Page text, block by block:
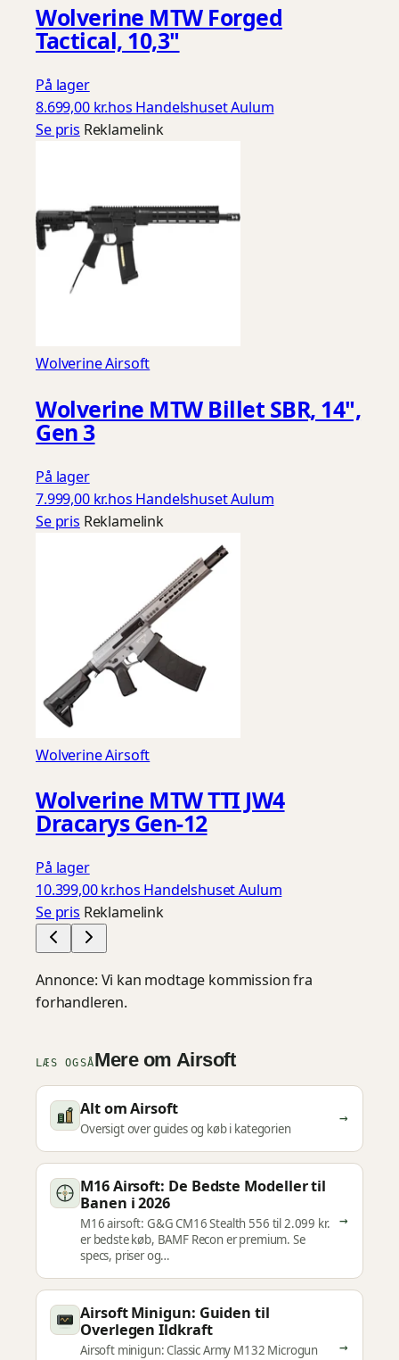
Wolverine MTW Forged
Tactical, 10,3"
På lager
8.699,00 kr.hos Handelshuset Aulum
Se pris Reklamelink
Wolverine Airsoft
Wolverine MTW Billet SBR, 14",
Gen 3
På lager
7.999,00 kr.hos Handelshuset Aulum
Se pris Reklamelink
Wolverine Airsoft
Wolverine MTW TTI JW4
Dracarys Gen-12
På lager
10.399,00 kr.hos Handelshuset Aulum
Se pris Reklamelink
Annonce: Vi kan modtage kommission fra
forhandleren.
LÆS OGSÅMere om Airsoft
Alt om Airsoft
Oversigt over guides og køb i kategorien
→
M16 Airsoft: De Bedste Modeller til
Banen i 2026
M16 airsoft: G&G CM16 Stealth 556 til 2.099 kr.
er bedste køb, BAMF Recon er premium. Se
specs, priser og…
→
Airsoft Minigun: Guiden til
Overlegen Ildkraft
Airsoft minigun: Classic Army M132 Microgun
→